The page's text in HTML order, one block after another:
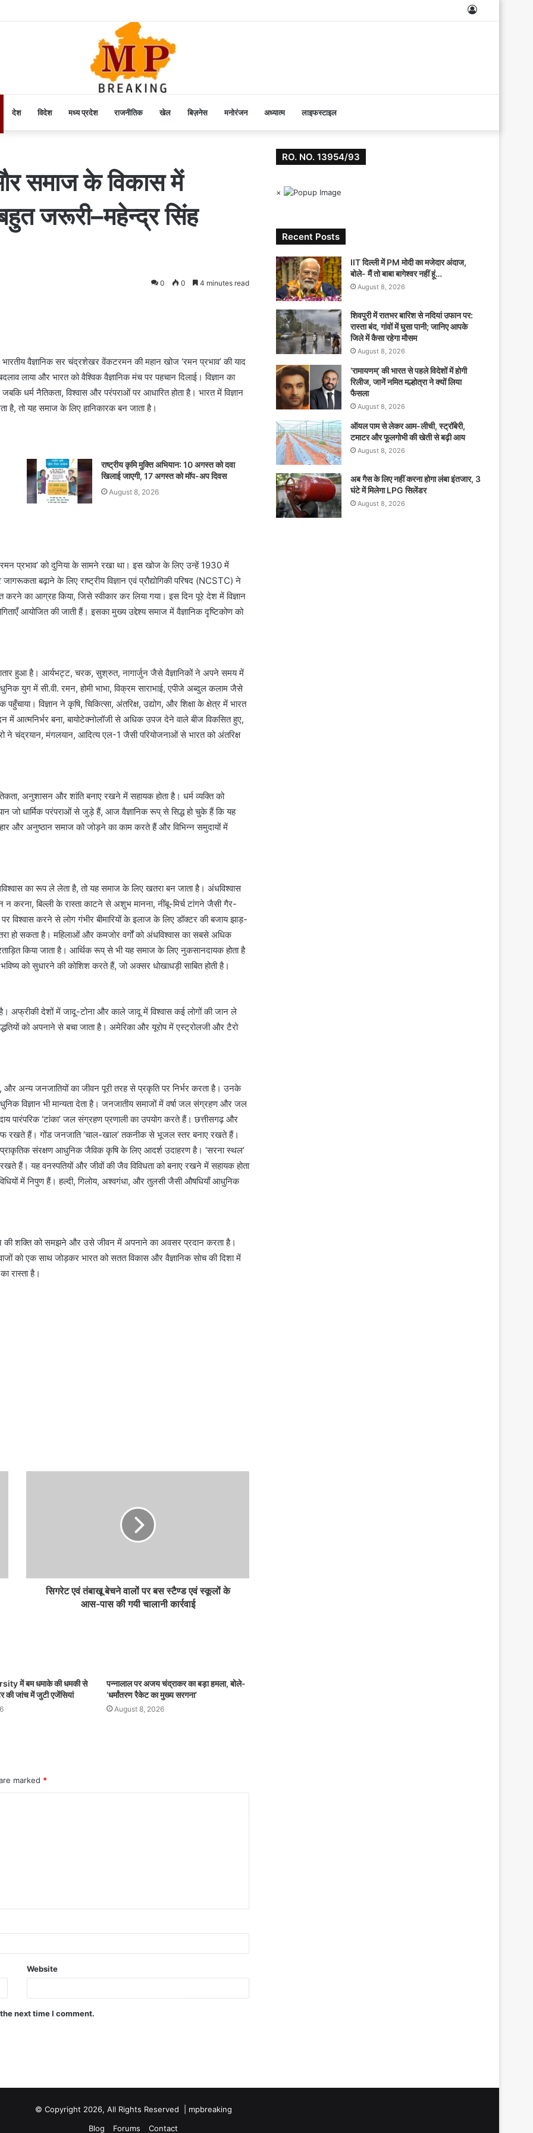
देश विदेश मध्य प्रदेश राजनीतिक खेल बिज़नेस मनोरंजन अध्यात्म लाइफस्टाइल
और समाज के विकास में
जरूरी–महेन्द्र सिंह
0 0 4 minutes read
भारतीय वैज्ञानिक सर चंद्रशेखर वेंकटरमन की महान खोज ‘रमन प्रभाव’ की याद
लाया और भारत को वैश्विक वैज्ञानिक मंच पर पहचान दिलाई। विज्ञान का
धर्म नैतिकता, विश्वास और परंपराओं पर आधारित होता है। भारत में विज्ञान
है, तो यह समाज के लिए हानिकारक बन जाता है।
राष्ट्रीय कृमि मुक्ति अभियान: 10 अगस्त को दवा
खिलाई जाएगी, 17 अगस्त को मॉप-अप दिवस
August 8, 2026
प्रभाव’ को दुनिया के सामने रखा था। इस खोज के लिए उन्हें 1930 में
बढ़ाने के लिए राष्ट्रीय विज्ञान एवं प्रौद्योगिकी परिषद (NCSTC) ने
करने का आग्रह किया, जिसे स्वीकार कर लिया गया। इस दिन पूरे देश में विज्ञान
आयोजित की जाती हैं। इसका मुख्य उद्देश्य समाज में वैज्ञानिक दृष्टिकोण को
हुआ है। आर्यभट्ट, चरक, सुश्रुत, नागार्जुन जैसे वैज्ञानिकों ने अपने समय में
युग में सी.वी. रमन, होमी भाभा, विक्रम साराभाई, एपीजे अब्दुल कलाम जैसे
विज्ञान ने कृषि, चिकित्सा, अंतरिक्ष, उद्योग, और शिक्षा के क्षेत्र में भारत
में आत्मनिर्भर बना, बायोटेक्नोलॉजी से अधिक उपज देने वाले बीज विकसित हुए,
ने चंद्रयान, मंगलयान, आदित्य एल-1 जैसी परियोजनाओं से भारत को अंतरिक्ष
अनुशासन और शांति बनाए रखने में सहायक होता है। धर्म व्यक्ति को
जो धार्मिक परंपराओं से जुड़े हैं, आज वैज्ञानिक रूप् से सिद्ध हो चुके हैं कि यह
और अनुष्ठान समाज को जोड़ने का काम करते हैं और विभिन्न समुदायों में
का रूप ले लेता है, तो यह समाज के लिए खतरा बन जाता है। अंधविश्वास
करना, बिल्ली के रास्ता काटने से अशुभ मानना, नींबू-मिर्च टांगने जैसी गैर-
विश्वास करने से लोग गंभीर बीमारियों के इलाज के लिए डॉक्टर की बजाय झाड़-
हो सकता है। महिलाओं और कमजोर वर्गों को अंधविश्वास का सबसे अधिक
किया जाता है। आर्थिक रूप् से भी यह समाज के लिए नुकसानदायक होता है
को सुधारने की कोशिश करते हैं, जो अक्सर धोखाधड़ी साबित होती है।
अफ्रीकी देशों में जादू-टोना और काले जादू में विश्वास कई लोगों की जान ले
को अपनाने से बचा जाता है। अमेरिका और यूरोप में एस्ट्रोलजी और टैरो
और अन्य जनजातियों का जीवन पूरी तरह से प्रकृति पर निर्भर करता है। उनके
विज्ञान भी मान्यता देता है। जनजातीय समाजों में वर्षा जल संग्रहण और जल
पारंपरिक ‘टांका’ जल संग्रहण प्रणाली का उपयोग करते हैं। छत्तीसगढ़ और
रखते हैं। गोंड जनजाति ‘चाल-खाल’ तकनीक से भूजल स्तर बनाए रखते हैं।
संरक्षण आधुनिक जैविक कृषि के लिए आदर्श उदाहरण है। ‘सरना स्थल’
हैं। यह वनस्पतियों और जीवों की जैव विविधता को बनाए रखने में सहायक होता
में निपुण हैं। हल्दी, गिलोय, अश्वगंधा, और तुलसी जैसी औषधियाँ आधुनिक
की शक्ति को समझने और उसे जीवन में अपनाने का अवसर प्रदान करता है।
को एक साथ जोड़कर भारत को सतत विकास और वैज्ञानिक सोच की दिशा में
रास्ता है।
सिगरेट एवं तंबाखू बेचने वालों पर बस स्टैण्ड एवं स्कूलों के
आस-पास की गयी चालानी कार्रवाई
में बम धमाके की धमकी से
जांच में जुटी एजेंसियां
पन्नालाल पर अजय चंद्राकर का बड़ा हमला, बोले-
‘धर्मांतरण रैकेट का मुख्य सरगना’
August 8, 2026
marked *
Website
next time I comment.
RO. NO. 13954/93
×
Recent Posts
IIT दिल्ली में PM मोदी का मजेदार अंदाज,
बोले- मैं तो बाबा बागेश्वर नहीं हूं…
August 8, 2026
शिवपुरी में रातभर बारिश से नदियां उफान पर:
रास्ता बंद, गांवों में घुसा पानी; जानिए आपके
जिले में कैसा रहेगा मौसम
August 8, 2026
‘रामायणम्’ की भारत से पहले विदेशों में होगी
रिलीज, जानें नमित मल्होत्रा ने क्यों लिया
फैसला
August 8, 2026
ऑयल पाम से लेकर आम-लीची, स्ट्रॉबेरी,
टमाटर और फूलगोभी की खेती से बढ़ी आय
August 8, 2026
अब गैस के लिए नहीं करना होगा लंबा इंतजार, 3
घंटे में मिलेगा LPG सिलेंडर
August 8, 2026
© Copyright 2026, All Rights Reserved | mpbreaking
Blog
Forums Contact